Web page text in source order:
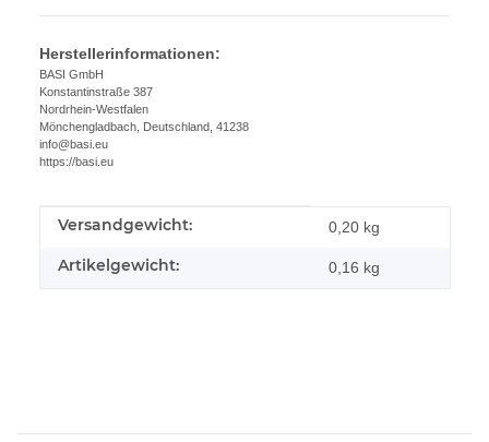
Herstellerinformationen:
BASI GmbH
Konstantinstraße 387
Nordrhein-Westfalen
Mönchengladbach, Deutschland, 41238
info@basi.eu
https://basi.eu
Produkteigenschaft
Wert
Versandgewicht: 0,20 kg
Artikelgewicht: 0,16 kg